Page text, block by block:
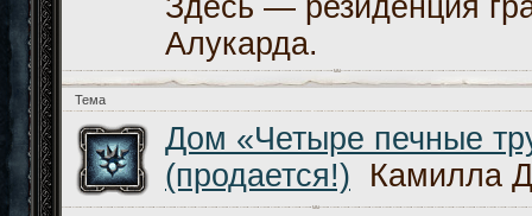
Алукарда.
Тема
Дом «Четыре печные
(продается!)
Камилла